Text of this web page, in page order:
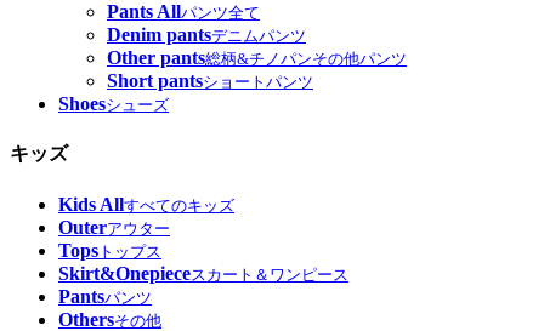
Pants Allパンツ全て
Denim pantsデニムパンツ
Other pants総柄&チノパンその他パンツ
Short pantsショートパンツ
Shoesシューズ
キッズ
Kids Allすべてのキッズ
Outerアウター
Tops トップス
Skirt&Onepieceスカート＆ワンピース
Pantsパンツ
Othersその他